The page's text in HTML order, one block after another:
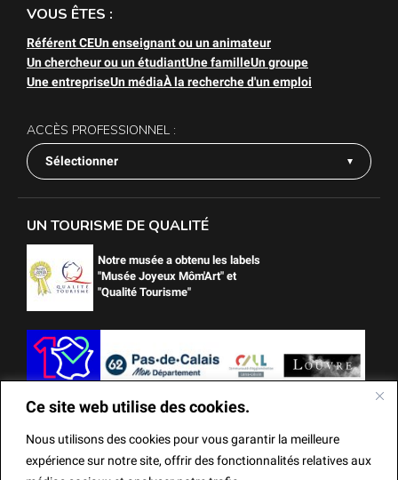
Ce site web utilise des cookies.
Nous utilisons des cookies pour vous garantir la meilleure
expérience sur notre site, offrir des fonctionnalités relatives aux
VOUS ÊTES :
Référent CEUn enseignant ou un animateur
Un chercheur ou un étudiantUne familleUn groupe
Une entrepriseUn médiaÀ la recherche d'un emploi
ACCÈS PROFESSIONNEL :
Sélectionner
UN TOURISME DE QUALITÉ
Notre musée a obtenu les labels
"Musée Joyeux Môm'Art" et
"Qualité Tourisme"